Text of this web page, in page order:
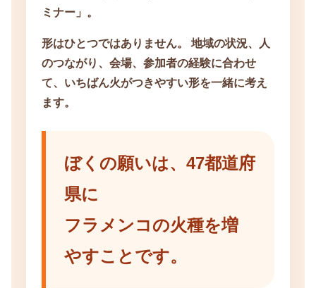
ミナー」。
形はひとつではありません。 地域の状況、人
のつながり、会場、参加者の経験に合わせ
て、いちばん火がつきやすい形を一緒に考え
ます。
ぼくの願いは、47都道府
県に
フラメンコの火種を増
やすことです。